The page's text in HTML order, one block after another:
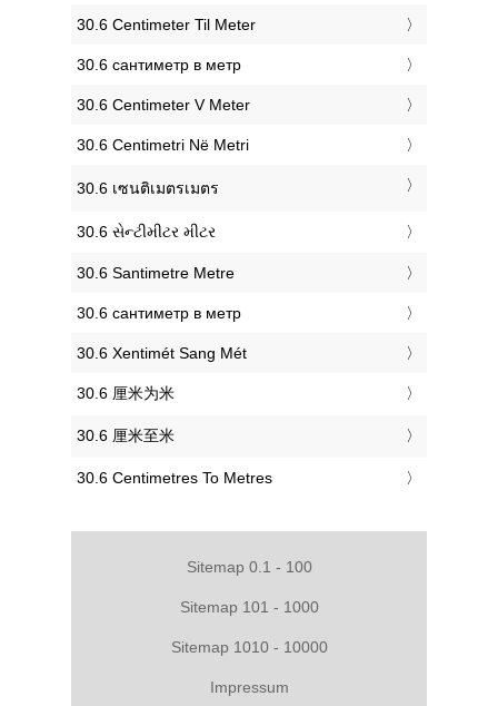
‎30.6 Centimeter Til Meter
‎30.6 сантиметр в метр
‎30.6 Centimeter V Meter
‎30.6 Centimetri Në Metri
‎30.6 เซนติเมตรเมตร
‎30.6 સેન્ટીમીટર મીટર
‎30.6 Santimetre Metre
‎30.6 сантиметр в метр
‎30.6 Xentimét Sang Mét
‎30.6 厘米为米
‎30.6 厘米至米
‎30.6 Centimetres To Metres
Sitemap 0.1 - 100
Sitemap 101 - 1000
Sitemap 1010 - 10000
Impressum